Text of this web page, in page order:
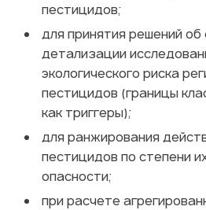
пестицидов;
для принятия решений
детализации
экологического риска
пестицидов (границы
как триггеры);
для ранжирования
пестицидов по степени
опасности;
при расчете